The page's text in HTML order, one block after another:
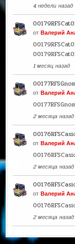
4 недели назад
отВалерий
1 месяц назад
отВалерий
2 месяца назад
отВалерий
2 месяца назад
отВалерий
2 месяца назад